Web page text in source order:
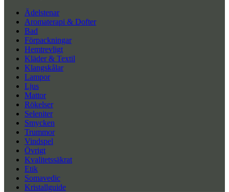
Ädelstenar
Aromaterapi & Dofter
Bad
Förpackningar
Hemtrevligt
Kläder & Textil
Klangskålar
Lampor
Ljus
Mattor
Rökelser
Seleniter
Smycken
Trummor
Vindspel
Övrigt
Kvalitetssäkrat
Etik
Somavedic
Kristallguide